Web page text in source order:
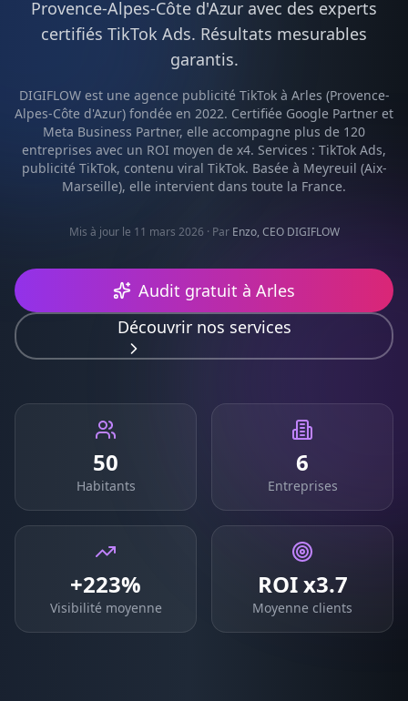
Provence-Alpes-Côte d'Azur avec des experts
certifiés TikTok Ads. Résultats mesurables
garantis.
DIGIFLOW est une agence publicité TikTokà Arles (Provence-
Alpes-Côte d'Azur) fondée en 2022. Certifiée Google Partner et
Meta Business Partner, elle accompagne plus de 120
entreprises avec un ROI moyen de x4. Services : TikTok Ads,
publicité TikTok, contenu viral TikTok. Basée à Meyreuil (Aix-
Marseille), elle intervient dans toute la France.
Mis à jour le 11 mars 2026 · Par Enzo, CEO DIGIFLOW
Audit gratuit à Arles
Découvrir nos services
50
Habitants
6
Entreprises
+223%
Visibilité moyenne
ROI x3.7
Moyenne clients